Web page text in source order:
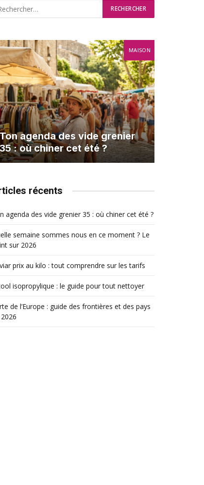
MAISON
agenda des vide grenier
: où chiner cet été ?
récents
agenda des vide grenier 35 : où chiner cet été ?
semaine sommes nous en ce moment ? Le
sur 2026
prix au kilo : tout comprendre sur les tarifs
isopropylique : le guide pour tout nettoyer
de l’Europe : guide des frontières et des pays